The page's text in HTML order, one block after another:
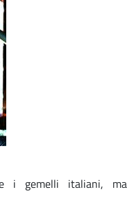
i gemelli italiani, ma